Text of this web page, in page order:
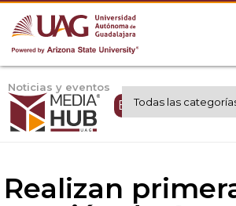
Noticias y eventos
Expertos UAG
Realizan